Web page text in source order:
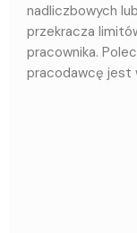
nadliczbowych
przekracza
pracownika.
pracodawcę jest